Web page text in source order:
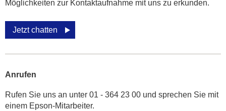
Möglichkeiten zur Kontaktaufnahme mit uns zu erkunden.
Jetzt chatten
Anrufen
Rufen Sie uns an unter 01 - 364 23 00 und sprechen Sie mit
einem Epson-Mitarbeiter.